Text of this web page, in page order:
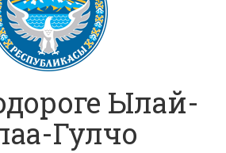
Ылай-
Гулчо